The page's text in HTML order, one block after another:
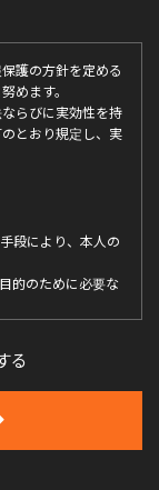
護の方針を定める
めます。
らびに実効性を持
とおり規定し、実
段により、本人の
的のために必要な
する場合や外部へ
再委託に関する事
返却および消去等
る